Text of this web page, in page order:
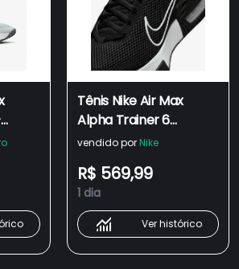
Tênis Nike Air Max
Alpha Trainer 6
Masculino
vendido por Nike
R$ 569,99
1 dia
Ver histórico